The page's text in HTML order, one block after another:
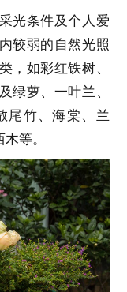
光条件及个人爱
较弱的自然光照
，如彩红铁树、
绿萝、一叶兰、
尾竹、海棠、兰
等。